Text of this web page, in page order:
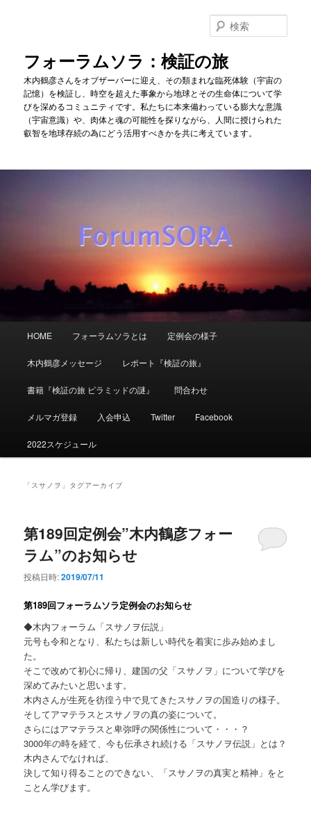
フォーラムソラ：検証の旅
木内鶴彦さんをオブザーバーに迎え、その類まれな臨死体験（宇宙の
記憶）を検証し、時空を超えた事象から地球とその生命体について学
びを深めるコミュニティです。私たちに本来備わっている膨大な意識
（宇宙意識）や、肉体と魂の可能性を探りながら、人間に授けられた
叡智を地球存続の為にどう活用すべきかを共に考えています。
索
HOME フォーラムソラとは 定例会の様子
木内鶴彦メッセージ レポート『検証の旅』
書籍『検証の旅 ピラミッドの謎』 問合わせ
メルマガ登録 入会申込 Twitter Facebook
2022スケジュール
「 スサノヲ 」タグアーカイブ
第189回定例会”木内鶴彦フォー
ラム”のお知らせ
投稿日時:2019/07/11
第189回フォーラムソラ定例会のお知らせ
◆木内フォーラム「スサノヲ伝説」
元号も令和となり、私たちは新しい時代を着実に歩み始めまし
た。
そこで改めて初心に帰り、建国の父「スサノヲ」について学びを
深めてみたいと思います。
木内さんが生死を彷徨う中で見てきたスサノヲの国造りの様子。
そしてアマテラスとスサノヲの真の姿について。
さらにはアマテラスと卑弥呼の関係性について・・・？
3000年の時を経て、今も伝承され続ける「スサノヲ伝説」とは？
木内さんでなければ、
決して知り得ることのできない、「スサノヲの真実と精神」をと
ことん学びます。